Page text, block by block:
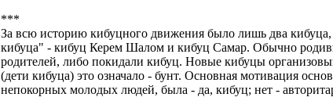
***
За всю историю кибуцного движения было лишь два
кибуца" - кибуц Керем Шалом и кибуц Самар. Обычно
родителей, либо покидали кибуц. Новые кибуцы
(дети кибуца) это означало - бунт. Основная мотивация
непокорных молодых людей, была - да, кибуц; нет -